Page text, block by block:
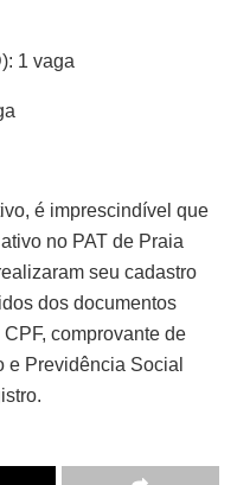
1 vaga
é imprescindível que
no PAT de Praia
seu cadastro
dos documentos
comprovante de
e Previdência Social